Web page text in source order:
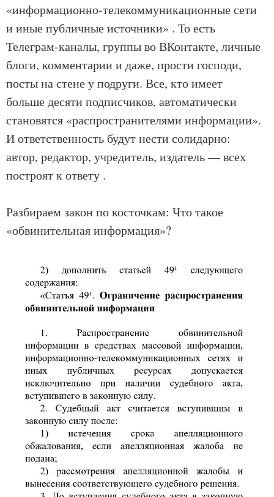
«информационно-телекоммуникационные сети
и иные публичные источники» . То есть
Телеграм-каналы, группы во ВКонтакте, личные
блоги, комментарии и даже, прости господи,
посты на стене у подруги. Все, кто имеет
больше десяти подписчиков, автоматически
становятся «распространителями информации».
И ответственность будут нести солидарно:
автор, редактор, учредитель, издатель — всех
построят к ответу .
Разбираем закон по косточкам: Что такое
«обвинительная информация»?